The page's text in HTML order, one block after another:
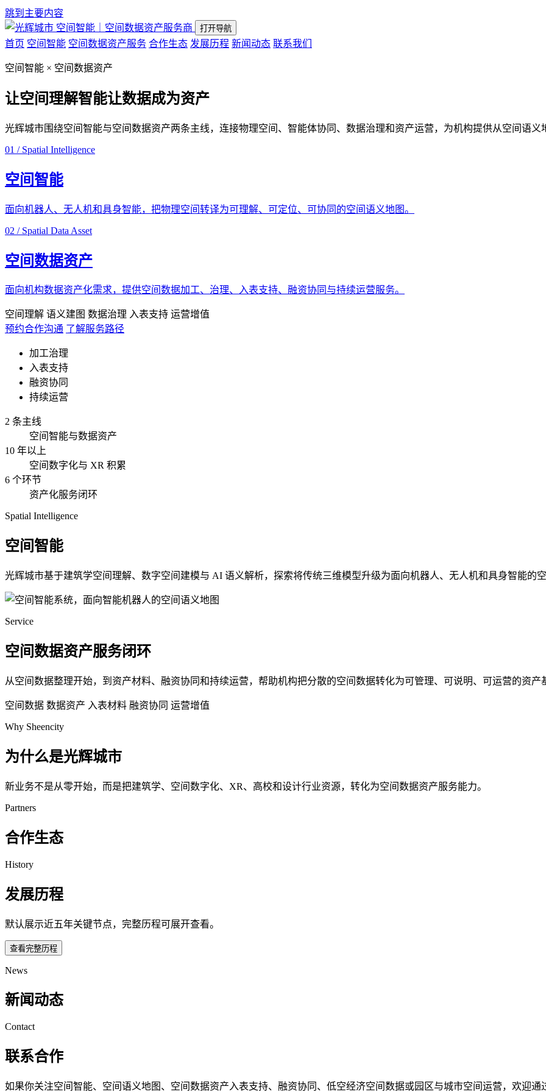
跳到主要内容
空间智能｜空间数据资产服务商
打开导航
首页 空间智能 空间数据资产服务 合作生态 发展历程 新闻动态 联系我们
空间智能 × 空间数据资产
让空间理解智能让数据成为资产
光辉城市围绕空间智能与空间数据资产两条主线，连接物理空间、智能体协同、数据治理和资产运营，为机构提供从空间语义
01 / Spatial Intelligence
空间智能
面向机器人、无人机和具身智能，把物理空间转译为可理解、可定位、可协同的空间语义地图。
02 / Spatial Data Asset
空间数据资产
面向机构数据资产化需求，提供空间数据加工、治理、入表支持、融资协同与持续运营服务。
空间理解 语义建图 数据治理 入表支持 运营增值
预约合作沟通 了解服务路径
加工治理
入表支持
融资协同
持续运营
2 条主线
空间智能与数据资产
10 年以上
空间数字化与 XR 积累
6 个环节
资产化服务闭环
Spatial Intelligence
空间智能
光辉城市基于建筑学空间理解、数字空间建模与 AI 语义解析，探索将传统三维模型升级为面向机器人、无人机和具身智能的空
Service
空间数据资产服务闭环
从空间数据整理开始，到资产材料、融资协同和持续运营，帮助机构把分散的空间数据转化为可管理、可说明、可运营的资产
空间数据 数据资产 入表材料 融资协同 运营增值
Why Sheencity
为什么是光辉城市
新业务不是从零开始，而是把建筑学、空间数字化、XR、高校和设计行业资源，转化为空间数据资产服务能力。
Partners
合作生态
History
发展历程
默认展示近五年关键节点，完整历程可展开查看。
查看完整历程
News
新闻动态
Contact
联系合作
如果你关注空间智能、空间语义地图、空间数据资产入表支持、融资协同、低空经济空间数据或园区与城市空间运营，欢迎通